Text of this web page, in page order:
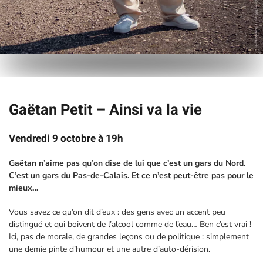
Gaëtan Petit – Ainsi va la vie
Vendredi 9 octobre à 19h
Gaëtan n’aime pas qu’on dise de lui que c’est un gars du Nord.
C’est un gars du Pas-de-Calais. Et ce n’est peut-être pas pour le
mieux…
Vous savez ce qu’on dit d’eux : des gens avec un accent peu
distingué et qui boivent de l’alcool comme de l’eau… Ben c’est vrai !
Ici, pas de morale, de grandes leçons ou de politique : simplement
une demie pinte d’humour et une autre d’auto-dérision.